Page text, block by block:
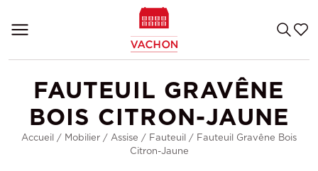
FAUTEUIL GRAVÊNE
BOIS CITRON-JAUNE
Accueil / Mobilier / Assise / Fauteuil / Fauteuil Gravêne Bois
Citron-Jaune